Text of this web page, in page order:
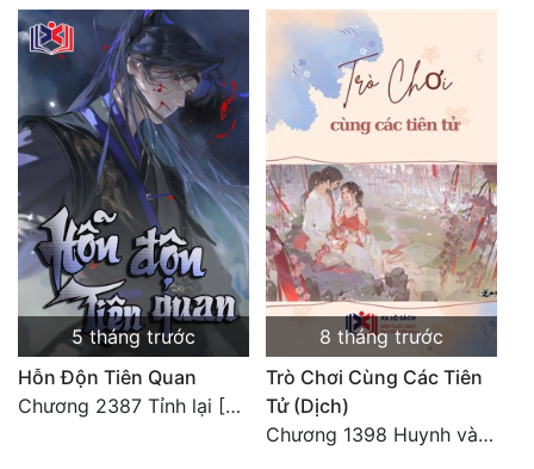
5 tháng trước
Hỗn Độn Tiên Quan
Chương 2387 Tỉnh lại [HẾT]
8 tháng trước
Trò Chơi Cùng Các Tiên
Tử (Dịch)
Chương 1398 Huynh và muội (Đại kết cục)